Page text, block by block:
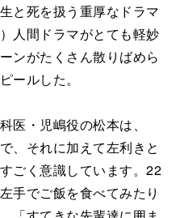
と死を扱う重厚なドラマ
人間ドラマがとても軽妙
ンがたくさん散りばめら
ールした。
・児嶋役の松本は、
、それに加えて左利きと
ごく意識しています。22
手でご飯を食べてみたり